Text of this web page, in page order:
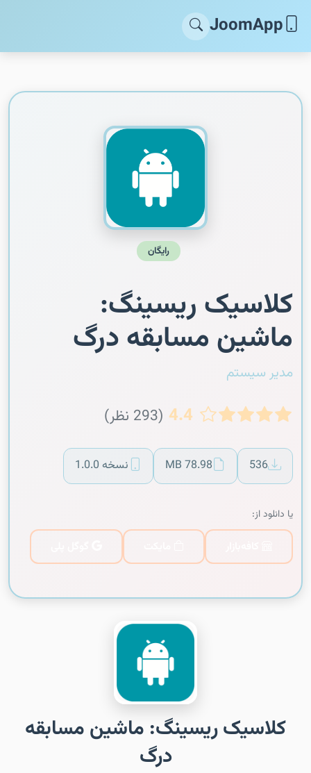
JoomApp
رایگان
کلاسیک ریسینگ:
ماشین مسابقه درگ
مدیر سیستم
4.4 (293 نظر)
536
78.98 MB نسخه 1.0.0
یا دانلود از:
کلاسیک ریسینگ: ماشین مسابقه
درگ